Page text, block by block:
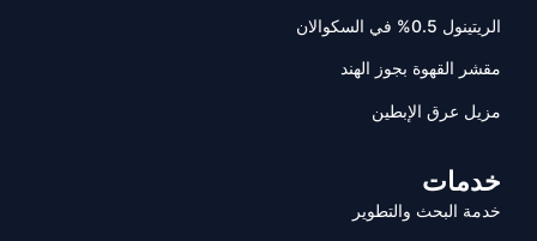
الريتينول 0.5% في السكوالان
مقشر القهوة بجوز الهند
مزيل عرق الإبطين
خدمات
خدمة البحث والتطوير